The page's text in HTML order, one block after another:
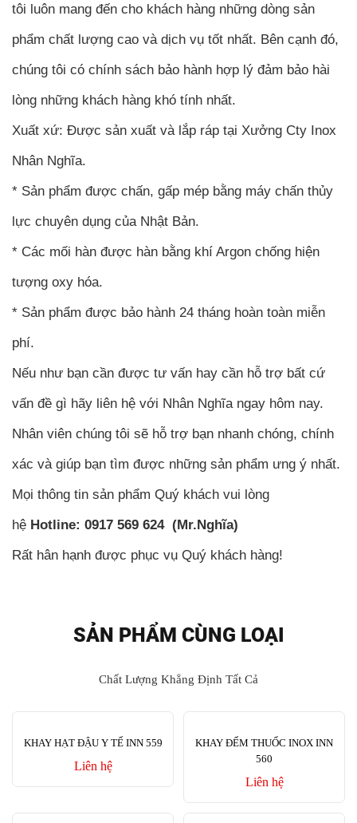
tôi luôn mang đến cho khách hàng những dòng sản
phẩm chất lượng cao và dịch vụ tốt nhất. Bên cạnh đó,
chúng tôi có chính sách bảo hành hợp lý đảm bảo hài
lòng những khách hàng khó tính nhất.
Xuất xứ: Được sản xuất và lắp ráp tại Xưởng Cty Inox
Nhân Nghĩa.
* Sản phẩm được chấn, gấp mép bằng máy chấn thủy
lực chuyên dụng của Nhật Bản.
* Các mối hàn được hàn bằng khí Argon chống hiện
tượng oxy hóa.
* Sản phẩm được bảo hành 24 tháng hoàn toàn miễn
phí.
Nếu như bạn cần được tư vấn hay cần hỗ trợ bất cứ
vấn đề gì hãy liên hệ với Nhân Nghĩa ngay hôm nay.
Nhân viên chúng tôi sẽ hỗ trợ bạn nhanh chóng, chính
xác và giúp bạn tìm được những sản phẩm ưng ý nhất.
Mọi thông tin sản phẩm Quý khách vui lòng
hệ Hotline: 0917 569 624 (Mr.Nghĩa)
Rất hân hạnh được phục vụ Quý khách hàng!
SẢN PHẨM CÙNG LOẠI
Chất Lượng Khẳng Định Tất Cả
KHAY HẠT ĐẬU Y TẾ INN 559
Liên hệ
KHAY ĐẾM THUỐC INOX INN
560
Liên hệ